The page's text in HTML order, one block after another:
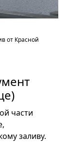
от Красной
части
заливу.